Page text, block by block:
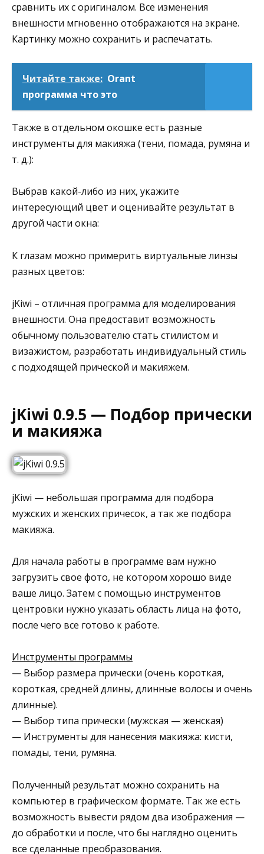
сравнить их с оригиналом. Все изменения
внешности мгновенно отображаются на экране.
Картинку можно сохранить и распечатать.
Читайте также: Orant
программа что это
Также в отдельном окошке есть разные
инструменты для макияжа (тени, помада, румяна и
т. д.):
Выбрав какой-либо из них, укажите
интересующий цвет и оценивайте результат в
другой части окна:
К глазам можно примерить виртуальные линзы
разных цветов:
jKiwi – отличная программа для моделирования
внешности. Она предоставит возможность
обычному пользователю стать стилистом и
визажистом, разработать индивидуальный стиль
с подходящей прической и макияжем.
jKiwi 0.9.5 — Подбор прически
и макияжа
jKiwi — небольшая программа для подбора
мужских и женских причесок, а так же подбора
макияжа.
Для начала работы в программе вам нужно
загрузить свое фото, не котором хорошо виде
ваше лицо. Затем с помощью инструментов
центровки нужно указать область лица на фото,
после чего все готово к работе.
Инструменты программы
— Выбор размера прически (очень короткая,
короткая, средней длины, длинные волосы и очень
длинные).
— Выбор типа прически (мужская — женская)
— Инструменты для нанесения макияжа: кисти,
помады, тени, румяна.
Полученный результат можно сохранить на
компьютер в графическом формате. Так же есть
возможность вывести рядом два изображения —
до обработки и после, что бы наглядно оценить
все сделанные преобразования.